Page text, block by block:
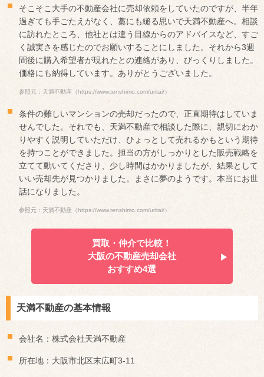
そこそこ大手の不動産会社に売却依頼をしていたのですが、半年
過ぎても手ごたえがなく、藁にも縋る思いで天満不動産へ。相談
に訪れたところ、他社とは違う目線からのアドバイスなど、すご
く誠実さを感じたのでお願いすることにしました。それから3週
間後に購入希望者が現れたとの連絡があり、びっくりしました。
価格にも納得しています。ありがとうございました。
参照元：天満不動産（https://www.tenshimo.com/uritai/）
条件の難しいマンションの売却だったので、正直期待はしていま
せんでした。それでも、天満不動産で相談した際に、親切にわか
りやすく説明していただけ、ひょっとして売れるかもという期待
を持つことができました。担当の方がしっかりとした販売戦略を
立てて動いてくださり、少し時間はかかりましたが、結果として
いい売却先が見つかりました。まさに夢のようです。本当にお世
話になりました。
参照元：天満不動産（https://www.tenshimo.com/uritai/）
買取・仲介で比較！
大阪の不動産売却会社
おすすめ4選
天満不動産の基本情報
会社名：株式会社天満不動産
所在地：大阪市北区末広町3-11